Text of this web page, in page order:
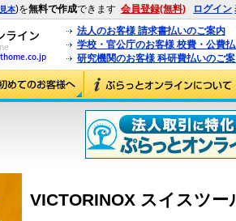
見本)を無料で作成できます 会員登録(無料) ログイン
法人のお客様 請求書払いのご案内
学校・官公庁のお客様 校費・公費
研究機関のお客様 科研費払いのご
VICTORINOX スイスツー